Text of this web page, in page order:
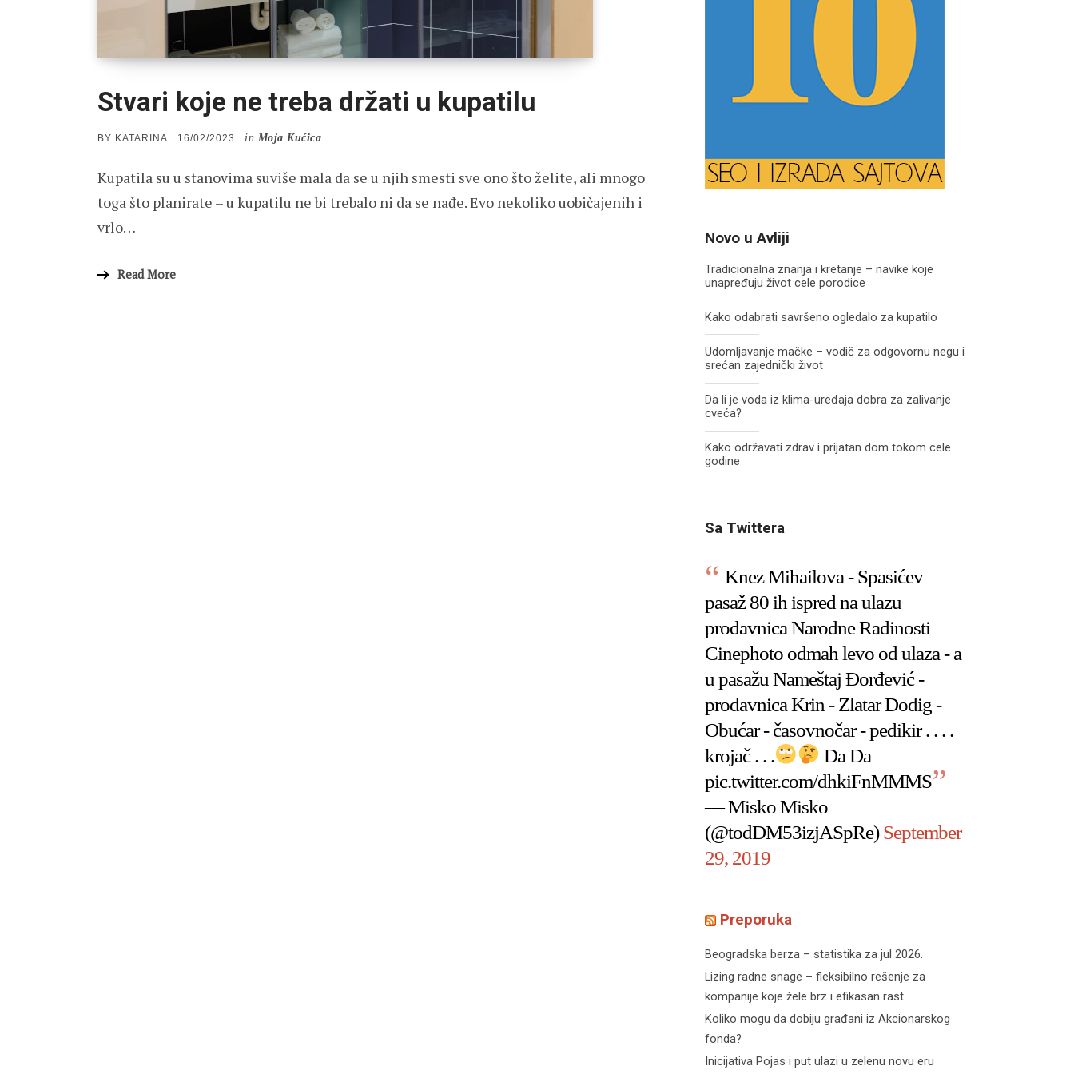
Stvari koje ne treba držati u kupatilu
BY KATARINA
POSTED
16/02/2023 in Moja Kućica
Kupatila su u stanovima suviše mala da se u njih smesti sve ono što želite, ali mnogo
toga što planirate – u kupatilu ne bi trebalo ni da se nađe. Evo nekoliko uobičajenih i
vrlo…
Read More
Novo u Avliji
Tradicionalna znanja i kretanje – navike koje
unapređuju život cele porodice
Kako odabrati savršeno ogledalo za kupatilo
Udomljavanje mačke – vodič za odgovornu negu i
srećan zajednički život
Da li je voda iz klima-uređaja dobra za zalivanje
cveća?
Kako održavati zdrav i prijatan dom tokom cele
godine
Sa Twittera
Knez Mihailova - Spasićev
pasaž 80 ih ispred na ulazu
prodavnica Narodne Radinosti
Cinephoto odmah levo od ulaza - a
u pasažu Nameštaj Đorđević -
prodavnica Krin - Zlatar Dodig -
Obućar - časovnočar - pedikir . . . .
krojač . . .
Da Da
pic.twitter.com/dhkiFnMMMS
— Misko Misko
(@todDM53izjASpRe)September
29, 2019
Preporuka
Beogradska berza – statistika za jul 2026.
Lizing radne snage – fleksibilno rešenje za
kompanije koje žele brz i efikasan rast
Koliko mogu da dobiju građani iz Akcionarskog
fonda?
Inicijativa Pojas i put ulazi u zelenu novu eru